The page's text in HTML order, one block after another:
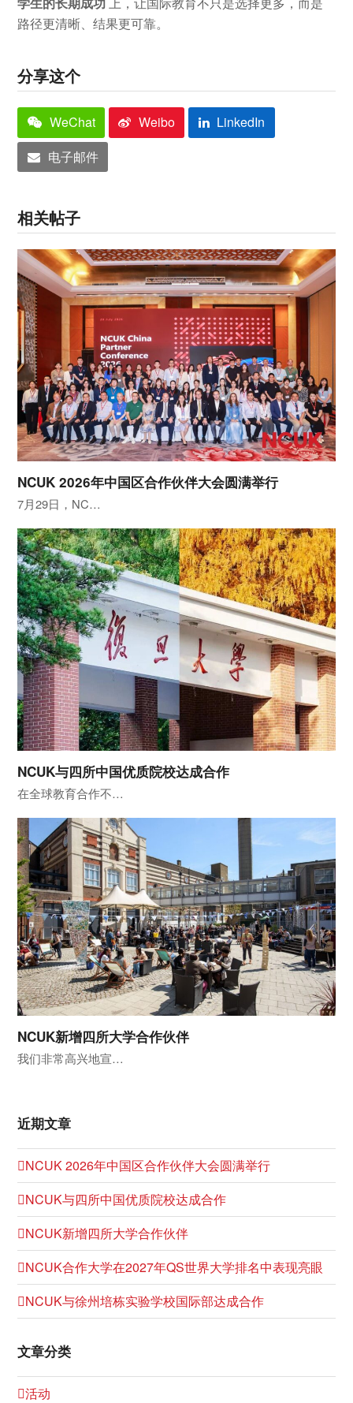
路径更清晰、结果更可靠。
分享这个
WeChat Weibo
LinkedIn
电子邮件
相关帖子
NCUK 2026年中国区合作伙伴大会圆满举行
7月29日，NC…
NCUK与四所中国优质院校达成合作
在全球教育合作不…
NCUK新增四所大学合作伙伴
我们非常高兴地宣…
近期文章
NCUK 2026年中国区合作伙伴大会圆满举行
NCUK与四所中国优质院校达成合作
NCUK新增四所大学合作伙伴
NCUK合作大学在2027年QS世界大学排名中表现亮眼
NCUK与徐州培栋实验学校国际部达成合作
文章分类
活动